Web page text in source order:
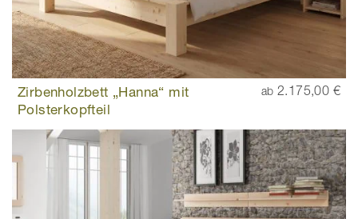
Zirbenholzbett „Hanna“ mit
Polsterkopfteil
ab 2.175,00 €